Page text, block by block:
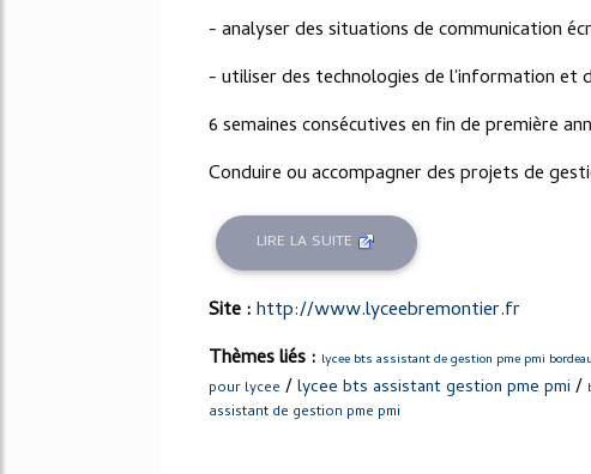
- analyser des situations de communication
- utiliser des technologies de l'information et
6 semaines consécutives en fin de première
Conduire ou accompagner des projets de
LIRE LA SUITE
Site :http://www.lyceebremontier.fr
Thèmes liés : lycee bts assistant de gestion pme pmi
pour lycee /lycee bts assistant gestion pme pmi /
assistant de gestion pme pmi